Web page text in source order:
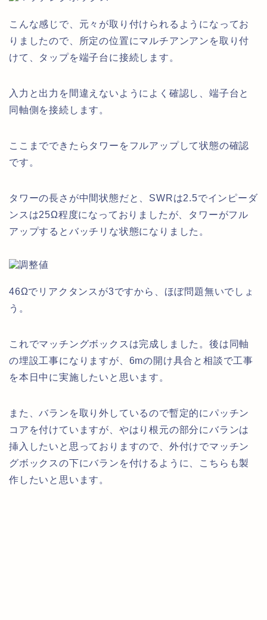
こんな感じで、元々が取り付けられるようになってお
りましたので、所定の位置にマルチアンアンを取り付
けて、タップを端子台に接続します。
入力と出力を間違えないようによく確認し、端子台と
同軸側を接続します。
ここまでできたらタワーをフルアップして状態の確認
です。
タワーの長さが中間状態だと、SWRは2.5でインピーダ
ンスは25Ω程度になっておりましたが、タワーがフル
アップするとバッチリな状態になりました。
46Ωでリアクタンスが3ですから、ほぼ問題無いでしょ
う。
これでマッチングボックスは完成しました。後は同軸
の埋設工事になりますが、6mの開け具合と相談で工事
を本日中に実施したいと思います。
また、バランを取り外しているので暫定的にパッチン
コアを付けていますが、やはり根元の部分にバランは
挿入したいと思っておりますので、外付けでマッチン
グボックスの下にバランを付けるように、こちらも製
作したいと思います。